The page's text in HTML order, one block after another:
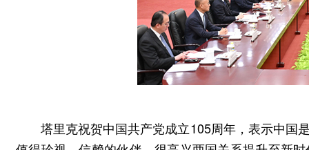
塔里克祝贺中国共产党成立105周年，表示中国